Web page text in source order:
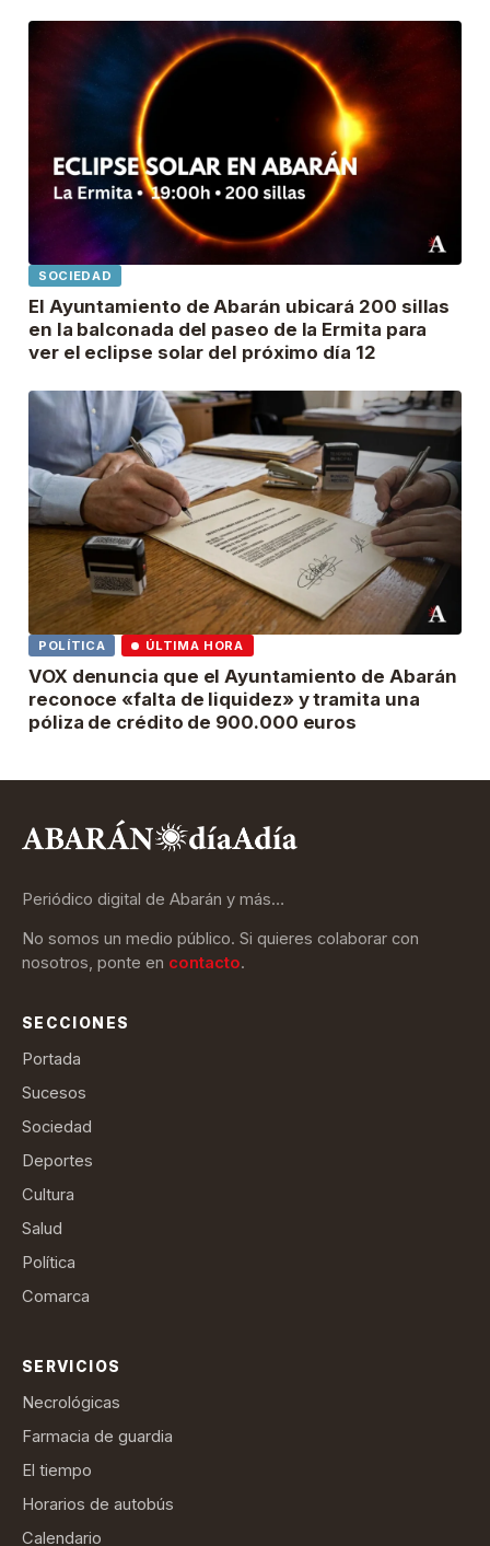
SOCIEDAD
El Ayuntamiento de Abarán ubicará 200 sillas
en la balconada del paseo de la Ermita para
ver el eclipse solar del próximo día 12
POLÍTICA ÚLTIMA HORA
VOX denuncia que el Ayuntamiento de Abarán
reconoce «falta de liquidez» y tramita una
póliza de crédito de 900.000 euros
Periódico digital de Abarán y más…
No somos un medio público. Si quieres colaborar con
nosotros, ponte en contacto.
SECCIONES
Portada
Sucesos
Sociedad
Deportes
Cultura
Salud
Política
Comarca
SERVICIOS
Necrológicas
Farmacia de guardia
El tiempo
Horarios de autobús
Calendario